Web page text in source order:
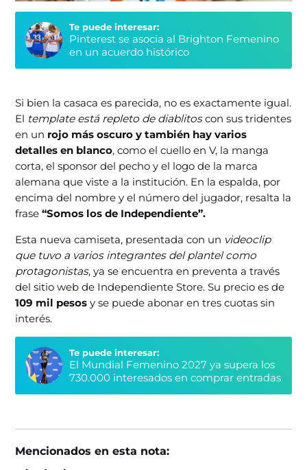
Te puede interesar:
Pinterest se asocia al Brighton Femenino
en un acuerdo histórico
Si bien la casaca es parecida, no es exactamente igual.
El template está repleto de diablitoscon sus tridentes
en un rojo más oscuro y también hay varios
detalles en blanco, como el cuello en V, la manga
corta, el sponsor del pecho y el logo de la marca
alemana que viste a la institución. En la espalda, por
encima del nombre y el número del jugador, resalta la
frase“Somos los de Independiente”.
Esta nueva camiseta, presentada con un videoclip
que tuvo a varios integrantes del plantel como
protagonistas, ya se encuentra en preventa a través
del sitio web de Independiente Store. Su precio es de
109 mil pesos y se puede abonar en tres cuotas sin
interés.
Te puede interesar:
El Mundial Femenino 2027 ya supera los
730.000 interesados en comprar entradas
Mencionados en esta nota: